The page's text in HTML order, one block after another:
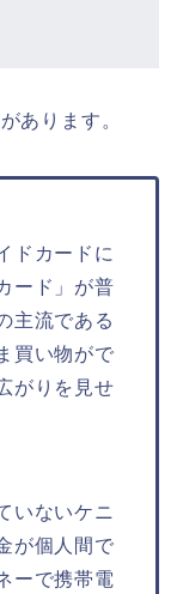
あります。
ドカードに
ード」が普
主流である
買い物がで
がりを見せ
いないケニ
が個人間で
ーで携帯電